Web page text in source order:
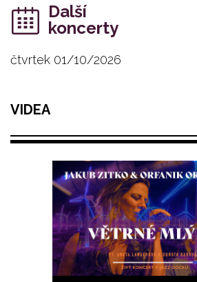
Další
koncerty
čtvrtek 01/10/2026
VIDEA